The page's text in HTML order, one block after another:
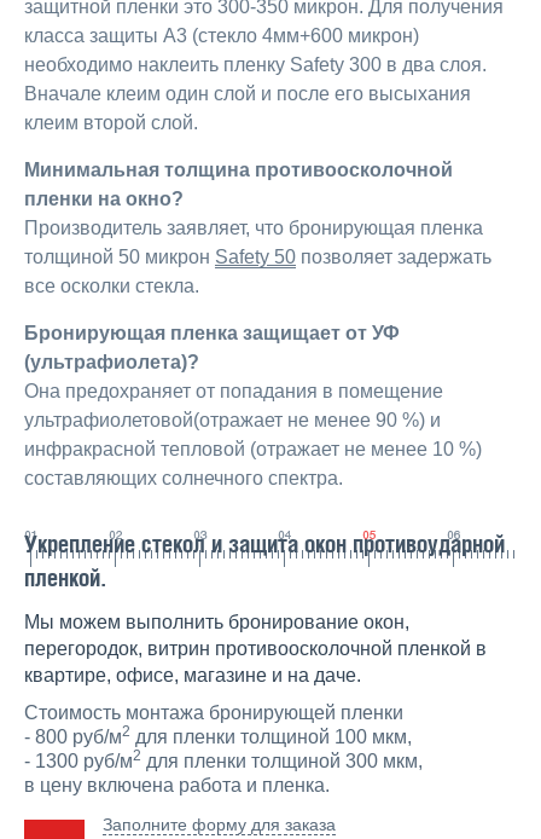
защитной пленки это 300-350 микрон. Для получения
класса защиты А3 (стекло 4мм+600 микрон)
необходимо наклеить пленку Safety 300 в два слоя.
Вначале клеим один слой и после его высыхания
клеим второй слой.
Минимальная толщина противоосколочной
пленки на окно?
Производитель заявляет, что бронирующая пленка
толщиной 50 микрон Safety 50 позволяет задержать
все осколки стекла.
Бронирующая пленка защищает от УФ
(ультрафиолета)?
Она предохраняет от попадания в помещение
ультрафиолетовой(отражает не менее 90 %) и
инфракрасной тепловой (отражает не менее 10 %)
составляющих солнечного спектра.
Укрепление стекол и защита окон противоударной
пленкой.
Мы можем выполнить бронирование окон,
перегородок, витрин противоосколочной пленкой в
квартире, офисе, магазине и на даче.
Стоимость монтажа бронирующей пленки
- 800 руб/м2 для пленки толщиной 100 мкм,
- 1300 руб/м2 для пленки толщиной 300 мкм,
в цену включена работа и пленка.
Заполните форму для заказа